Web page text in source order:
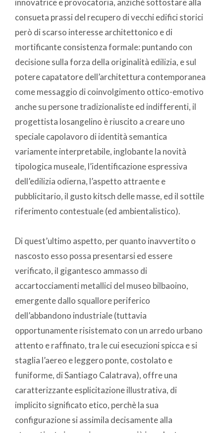
innovatrice e provocatoria, anziché sottostare alla
consueta prassi del recupero di vecchi edifici storici
però di scarso interesse architettonico e di
mortificante consistenza formale: puntando con
decisione sulla forza della originalità edilizia, e sul
potere capatatore dell’architettura contemporanea
come messaggio di coinvolgimento ottico-emotivo
anche su persone tradizionaliste ed indifferenti, il
progettista losangelino è riuscito a creare uno
speciale capolavoro di identità semantica
variamente interpretabile, inglobante la novità
tipologica museale, l’identificazione espressiva
dell’edilizia odierna, l’aspetto attraente e
pubblicitario, il gusto kitsch delle masse, ed il sottile
riferimento contestuale (ed ambientalistico).
Di quest’ultimo aspetto, per quanto inavvertito o
nascosto esso possa presentarsi ed essere
verificato, il gigantesco ammasso di
accartocciamenti metallici del museo bilbaoino,
emergente dallo squallore periferico
dell’abbandono industriale (tuttavia
opportunamente risistemato con un arredo urbano
attento e raffinato, tra le cui esecuzioni spicca e si
staglia l’aereo e leggero ponte, costolato e
funiforme, di Santiago Calatrava), offre una
caratterizzante esplicitazione illustrativa, di
implicito significato etico, perchè la sua
configurazione si assimila decisamente alla